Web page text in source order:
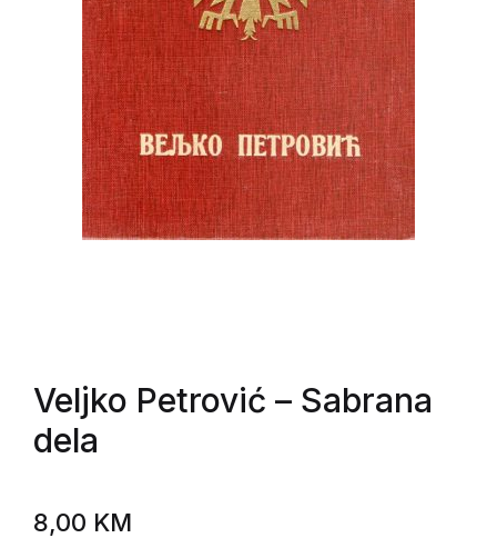
Veljko Petrović – Sabrana
dela
8,00 KM